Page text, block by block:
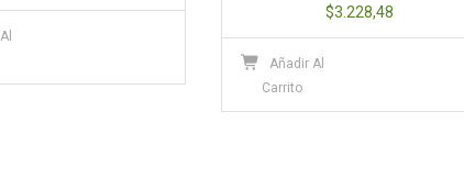
$3.228,48
Añadir Al
Carrito